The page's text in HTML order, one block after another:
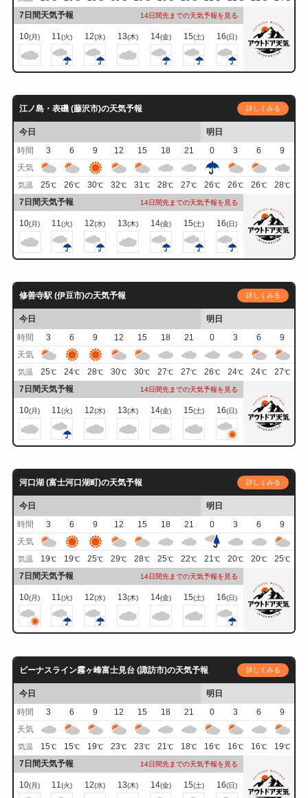
7日間天気予報 14日間先までの天気予報を見る
10(月) 11(火) 12(水) 13(木) 14(金) 15(土) 16(日)
江ノ島・表磯 (藤沢市)の天気予報 詳しくみる
今日
明日
時間
3 6 9 12 15 18 21 0 3 6
9
天気
気温 25℃ 26℃ 30℃ 32℃ 31℃ 28℃ 27℃ 26℃ 26℃ 26℃ 28℃
7日間天気予報 14日間先までの天気予報を見る
10(月) 11(火) 12(水) 13(木) 14(金) 15(土) 16(日)
修善寺駅 (伊豆市)の天気予報 詳しくみる
今日
明日
時間
3 6 9 12 15 18 21 0 3 6
9
天気
気温 25℃ 24℃ 28℃ 30℃ 30℃ 27℃ 27℃ 26℃ 24℃ 24℃ 27℃
7日間天気予報 14日間先までの天気予報を見る
10(月) 11(火) 12(水) 13(木) 14(金) 15(土) 16(日)
河口湖 (富士河口湖町)の天気予報 詳しくみる
今日
明日
時間
3 6 9 12 15 18 21 0 3 6
9
天気
気温 19℃ 19℃ 25℃ 29℃ 28℃ 25℃ 22℃ 21℃ 20℃ 20℃ 25℃
7日間天気予報 14日間先までの天気予報を見る
10(月) 11(火) 12(水) 13(木) 14(金) 15(土) 16(日)
ビーナスライン霧ヶ峰富士見台 (諏訪市)の天気予報 詳しくみる
今日
明日
時間
3 6 9 12 15 18 21 0 3 6
9
天気
気温 15℃ 15℃ 19℃ 23℃ 23℃ 21℃ 18℃ 16℃ 16℃ 16℃ 19℃
7日間天気予報 14日間先までの天気予報を見る
10(月) 11(火) 12(水) 13(木) 14(金) 15(土) 16(日)